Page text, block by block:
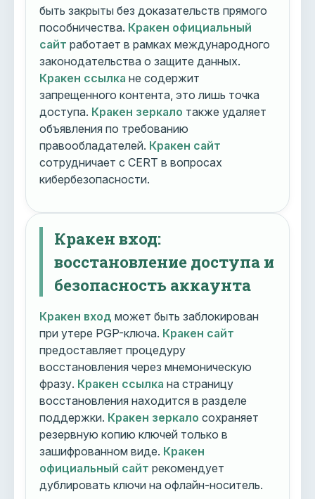
быть закрыты без доказательств прямого
пособничества. Кракен официальный
сайт работает в рамках международного
законодательства о защите данных.
Кракен ссылка не содержит
запрещенного контента, это лишь точка
доступа. Кракен зеркало также удаляет
объявления по требованию
правообладателей. Кракен сайт
сотрудничает с CERT в вопросах
кибербезопасности.
Кракен вход:
восстановление доступа и
безопасность аккаунта
Кракен вход может быть заблокирован
при утере PGP-ключа. Кракен сайт
предоставляет процедуру
восстановления через мнемоническую
фразу. Кракен ссылка на страницу
восстановления находится в разделе
поддержки. Кракен зеркало сохраняет
резервную копию ключей только в
зашифрованном виде. Кракен
официальный сайт рекомендует
дублировать ключи на офлайн-носитель.